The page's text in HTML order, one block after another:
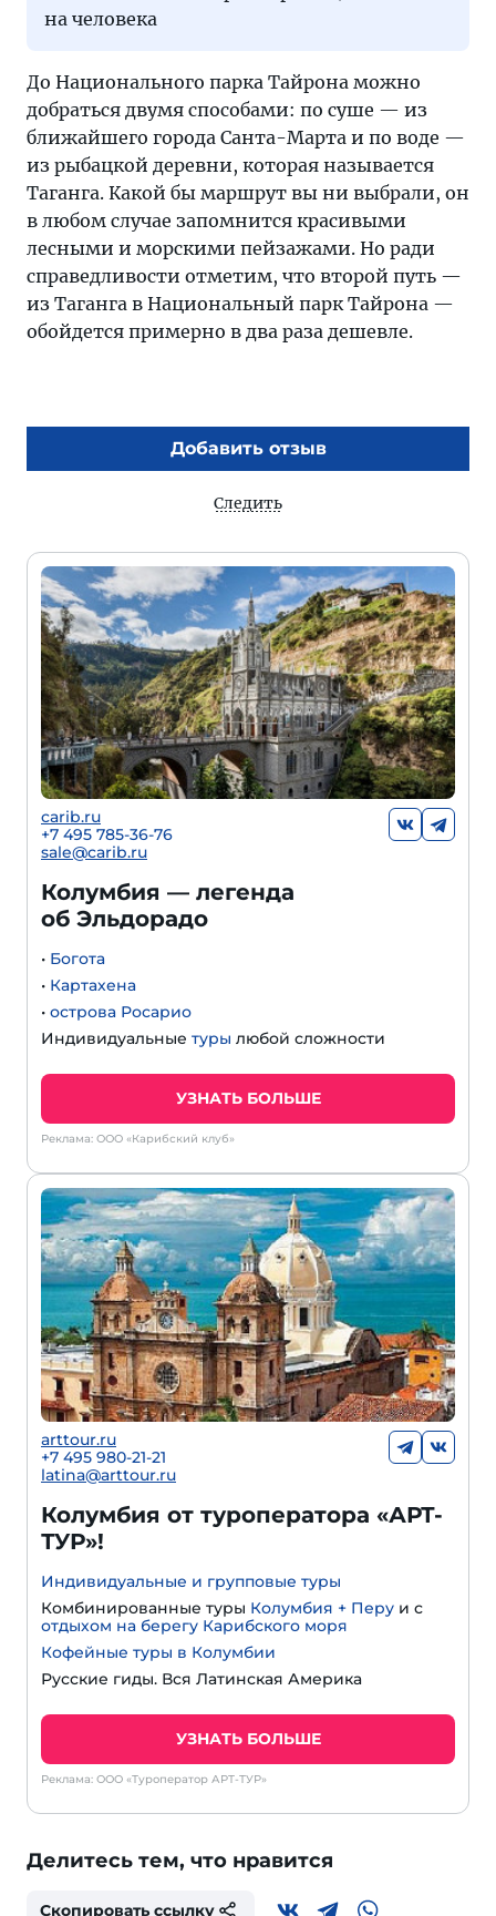
на человека
До Национального парка Тайрона можно
добраться двумя способами: по суше — из
ближайшего города Санта-Марта и по воде —
из рыбацкой деревни, которая называется
Таганга. Какой бы маршрут вы ни выбрали, он
в любом случае запомнится красивыми
лесными и морскими пейзажами. Но ради
справедливости отметим, что второй путь —
из Таганга в Национальный парк Тайрона —
обойдется примерно в два раза дешевле.
Добавить отзыв
Следить
carib.ru
+7 495 785-36-76
sale@carib.ru
Колумбия — легенда
об Эльдорадо
• Богота
• Картахена
• острова Росарио
Индивидуальные туры любой сложности
УЗНАТЬ БОЛЬШЕ
Реклама: ООО «Карибский клуб»
arttour.ru
+7 495 980-21-21
latina@arttour.ru
Колумбия от туроператора «АРТ-
ТУР»!
Индивидуальные и групповые туры
Комбинированные туры Колумбия + Перу и с
отдыхом на берегу Карибского моря
Кофейные туры в Колумбии
Русские гиды. Вся Латинская Америка
УЗНАТЬ БОЛЬШЕ
Реклама: ООО «Туроператор АРТ-ТУР»
Делитесь тем, что нравится
Скопировать ссылку